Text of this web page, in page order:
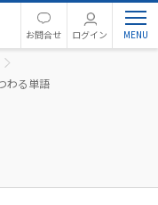
お問合せ ログイン
わる単語